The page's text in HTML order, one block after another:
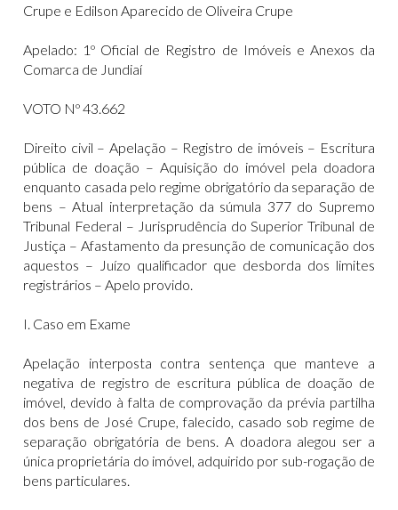
Crupe e Edilson Aparecido de Oliveira Crupe
Apelado: 1º Oficial de Registro de Imóveis e Anexos da
Comarca de Jundiaí
VOTO Nº 43.662
Direito civil – Apelação – Registro de imóveis – Escritura
pública de doação – Aquisição do imóvel pela doadora
enquanto casada pelo regime obrigatório da separação de
bens – Atual interpretação da súmula 377 do Supremo
Tribunal Federal – Jurisprudência do Superior Tribunal de
Justiça – Afastamento da presunção de comunicação dos
aquestos – Juízo qualificador que desborda dos limites
registrários – Apelo provido.
I. Caso em Exame
Apelação interposta contra sentença que manteve a
negativa de registro de escritura pública de doação de
imóvel, devido à falta de comprovação da prévia partilha
dos bens de José Crupe, falecido, casado sob regime de
separação obrigatória de bens. A doadora alegou ser a
única proprietária do imóvel, adquirido por sub-rogação de
bens particulares.